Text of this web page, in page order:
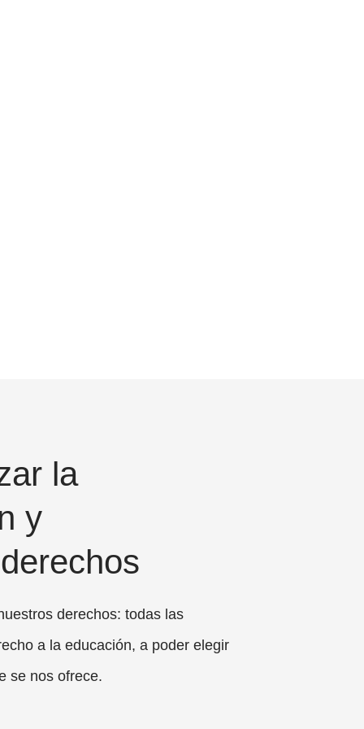
la
y
derechos: todas las
a la educación, a poder elegir
se nos ofrece.